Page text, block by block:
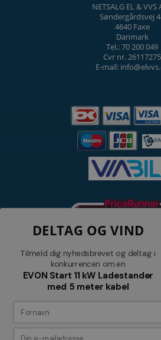
NETSALG EL & VVS
Søndergårdsvej
4640 Faxe
Danmark
Tel.: 70 200 049
Cvr nr. 26117275
E-mail:
Tilmeld dig vores
DELTAG OG VIND
Tilmeld dig nyhedsbrevet og deltag i
konkurrencen om en
EVON Start 11 kW Ladestander
med 5 meter kabel